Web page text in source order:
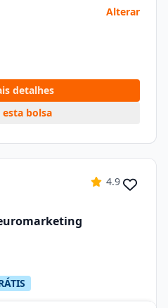
Alterar
detalhes
bolsa
4.9